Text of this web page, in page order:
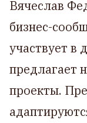
Вячеслав
бизнес-
участвует в
предлагает
проекты.